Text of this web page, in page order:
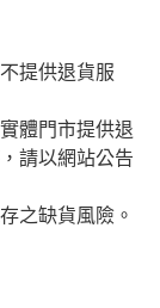
提供退貨服
體門市提供退
請以網站公告
之缺貨風險。